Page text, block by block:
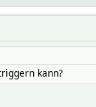
kann?